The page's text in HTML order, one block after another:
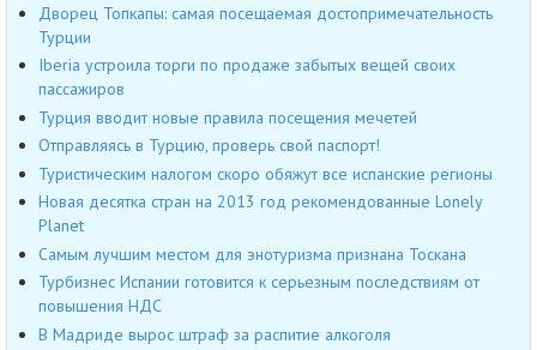
Дворец Топкапы: самая посещаемая достопримечательность
Турции
Iberia устроила торги по продаже забытых вещей своих
пассажиров
Турция вводит новые правила посещения мечетей
Отправляясь в Турцию, проверь свой паспорт!
Туристическим налогом скоро обяжут все испанские регионы
Новая десятка стран на 2013 год рекомендованные Lonely
Planet
Самым лучшим местом для энотуризма признана Тоскана
Турбизнес Испании готовится к серьезным последствиям от
повышения НДС
В Мадриде вырос штраф за распитие алкоголя